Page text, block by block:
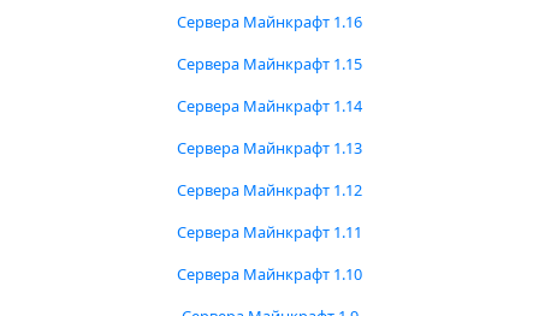
Сервера Майнкрафт 1.16
Сервера Майнкрафт 1.15
Сервера Майнкрафт 1.14
Сервера Майнкрафт 1.13
Сервера Майнкрафт 1.12
Сервера Майнкрафт 1.11
Сервера Майнкрафт 1.10